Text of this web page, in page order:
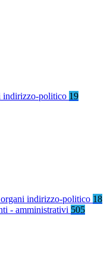
indirizzo-politico 19
indirizzo-politico 18
- amministrativi 505